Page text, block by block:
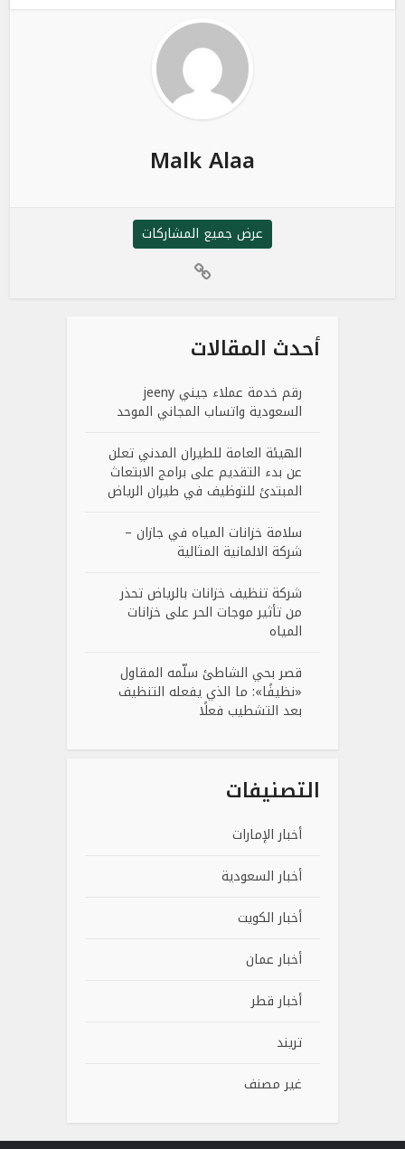
Malk Alaa
عرض جميع المشاركات
أحدث المقالات
رقم خدمة عملاء جيني jeeny
السعودية واتساب المجاني الموحد
الهيئة العامة للطيران المدني تعلن
عن بدء التقديم على برامج الابتعاث
المبتدئ للتوظيف في طيران الرياض
سلامة خزانات المياه في جازان –
شركة الالمانية المثالية
شركة تنظيف خزانات بالرياض تحذر
من تأثير موجات الحر على خزانات
المياه
قصر بحي الشاطئ سلّمه المقاول
«نظيفًا»: ما الذي يفعله التنظيف
بعد التشطيب فعلًا
التصنيفات
أخبار الإمارات
أخبار السعودية
أخبار الكويت
أخبار عمان
أخبار قطر
تريند
غير مصنف